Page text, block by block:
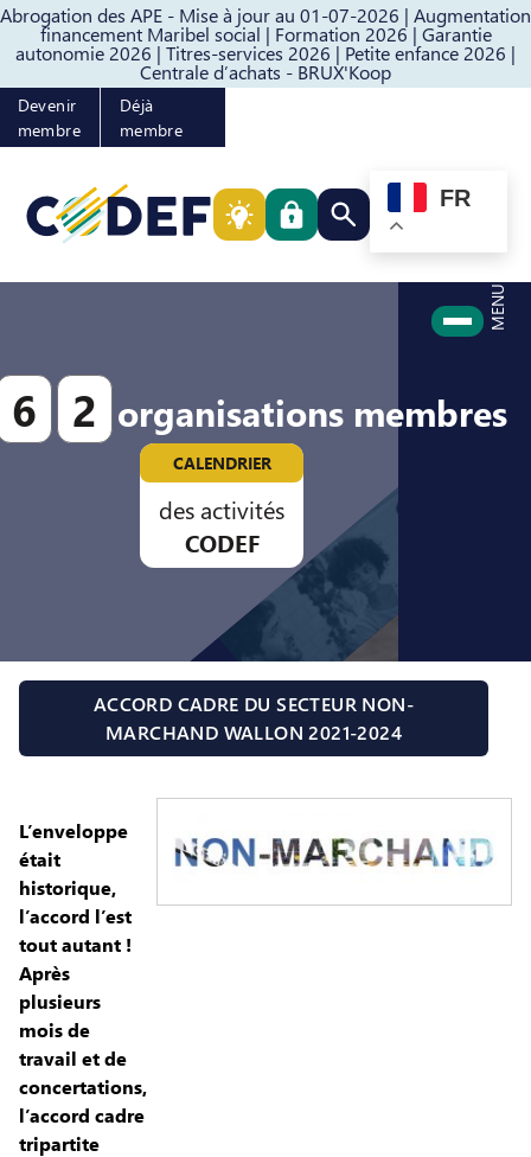
Abrogation des APE - Mise à jour au 01-07-2026 | Augmentation
financement Maribel social | Formation 2026 | Garantie
autonomie 2026 | Titres-services 2026 | Petite enfance 2026 |
Centrale d’achats - BRUX'Koop
Passer au contenuPasser au pied de page
Devenir
membre
Déjà
membre
Rechercher quelque
FR
MENU
6 2 organisations membres
CALENDRIER
des activités
CODEF
ACCORD CADRE DU SECTEUR NON-
MARCHAND WALLON 2021-2024
L’enveloppe
était
historique,
l’accord l’est
tout autant !
Après
plusieurs
mois de
travail et de
concertations,
l’accord cadre
tripartite